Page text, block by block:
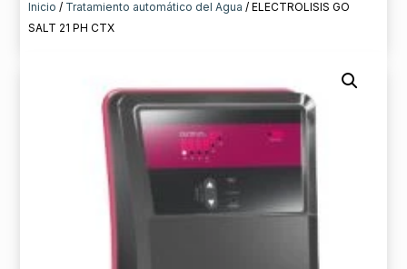
Inicio / Tratamiento automático del Agua / ELECTROLISIS GO
SALT 21 PH CTX